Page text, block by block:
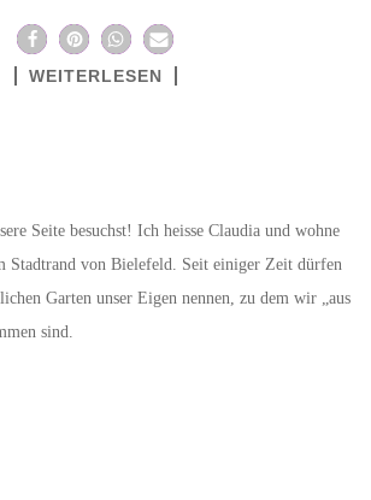
WEITERLESEN
Seite besuchst! Ich heisse Claudia und wohne
Stadtrand von Bielefeld. Seit einiger Zeit dürfen
Garten unser Eigen nennen, zu dem wir „aus
sind.